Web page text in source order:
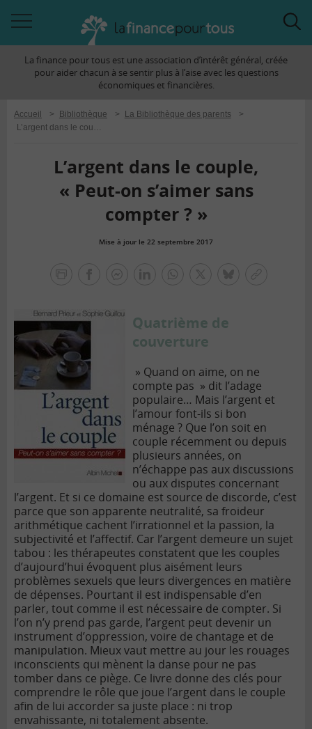
àLa finance pour tous est une association d’intérêt général, créée
pour aider chacun à se sentir plus à l’aise avec les questions
économiques et financières.
Accueil > Bibliothèque > La Bibliothèque des parents
>
L’argent dans le couple, « Peut-on s’aimer sans compter ? »
L’argent dans le couple,
« Peut-on s’aimer sans
compter ? »
Mise à jour le 22 septembre 2017
Quatrième de
couverture
» Quand on aime, on ne
compte pas » dit l’adage
populaire… Mais l’argent et
l’amour font-ils si bon
ménage ? Que l’on soit en
couple récemment ou depuis
plusieurs années, on
n’échappe pas aux discussions
ou aux disputes concernant
l’argent. Et si ce domaine est source de discorde, c’est
parce que son apparente neutralité, sa froideur
arithmétique cachent l’irrationnel et la passion, la
subjectivité et l’affectif. Car l’argent demeure un sujet
tabou : les thérapeutes constatent que les couples
d’aujourd’hui évoquent plus aisément leurs
problèmes sexuels que leurs divergences en matière
de dépenses. Pourtant il est indispensable d’en
parler, tout comme il est nécessaire de compter. Si
l’on n’y prend pas garde, l’argent peut devenir un
instrument d’oppression, voire de chantage et de
manipulation. Mieux vaut mettre au jour les rouages
inconscients qui mènent la danse pour ne pas
tomber dans ce piège. Ce livre donne des clés pour
comprendre le rôle que joue l’argent dans le couple
afin de lui accorder sa juste place : ni trop
envahissante, ni totalement absente.